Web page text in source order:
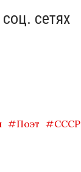
сетях
Поэт СССР